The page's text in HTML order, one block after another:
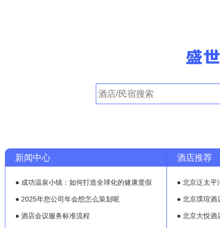
新闻中心
● 成功温泉小镇：如何打造全球化的健康度假
● 2025年您公司年会想怎么策划呢
● 酒店会议服务标准流程
酒店推荐
● 北京泛太平
● 北京璞瑄酒
● 北京大悦酒